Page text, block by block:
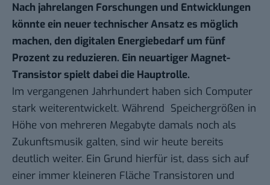
Nach jahrelangen Forschungen und Entwicklungen
könnte ein neuer technischer Ansatz es möglich
machen, den digitalen Energiebedarf um fünf
Prozent zu reduzieren. Ein neuartiger Magnet-
Transistor spielt dabei die Hauptrolle.
Im vergangenen Jahrhundert haben sich Computer
stark weiterentwickelt. Während Speichergrößen in
Höhe von mehreren Megabyte damals noch als
Zukunftsmusik galten, sind wir heute bereits
deutlich weiter. Ein Grund hierfür ist, dass sich auf
einer immer kleineren Fläche Transistoren und